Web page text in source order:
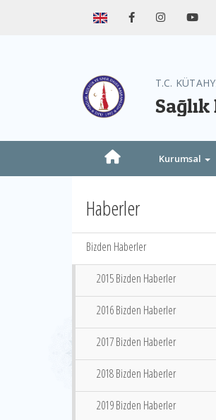
T.C.
Kurumsal
Haberler
Bizden Haberler
2015 Bizden Haberler
2016 Bizden Haberler
2017 Bizden Haberler
2018 Bizden Haberler
2019 Bizden Haberler